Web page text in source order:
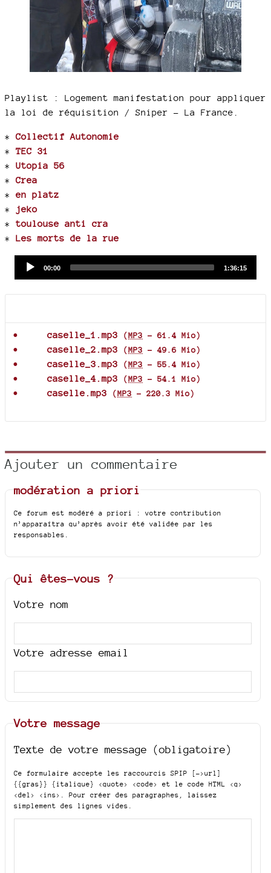
Playlist : Logement manifestation pour appliquer
la loi de réquisition / Sniper - La France.
*Collectif Autonomie
* TEC 31
* Utopia 56
*Crea
* en platz
*
jeko
* toulouse anti cra
* Les morts de la rue
Current
00:00
Total
1:36:15
caselle_1.mp3 (MP3 - 61.4 Mio)
caselle_2.mp3 (MP3 - 49.6 Mio)
caselle_3.mp3 (MP3 - 55.4 Mio)
caselle_4.mp3 (MP3 - 54.1 Mio)
caselle.mp3 (MP3 - 220.3 Mio)
Ajouter un commentaire
modération a priori
Ce forum est modéré a priori : votre contribution
n’apparaîtra qu’après avoir été validée par les
responsables.
Qui êtes-vous ?
Votre nom
Votre adresse email
Votre message
Texte de votre message (obligatoire)
Ce formulaire accepte les raccourcis SPIP
[->url]
{{gras}} {italique} <quote> <code>
et le code HTML <q>
<del> <ins>
. Pour créer des paragraphes, laissez
simplement des lignes vides.